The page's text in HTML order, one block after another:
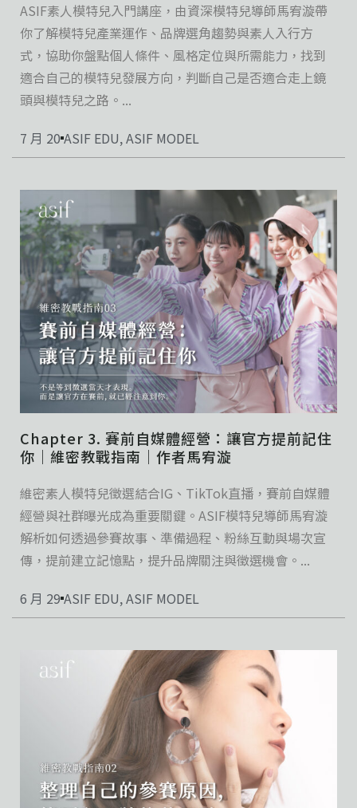
ASIF素人模特兒入門講座，由資深模特兒導師馬宥漩帶
你了解模特兒產業運作、品牌選角趨勢與素人入行方
式，協助你盤點個人條件、風格定位與所需能力，找到
適合自己的模特兒發展方向，判斷自己是否適合走上鏡
頭與模特兒之路。...
7 月 20 ASIF EDU,ASIF MODEL
Chapter 3. 賽前自媒體經營：讓官方提前記住
你｜維密教戰指南｜作者馬宥漩
維密素人模特兒徵選結合IG、TikTok直播，賽前自媒體
經營與社群曝光成為重要關鍵。ASIF模特兒導師馬宥漩
解析如何透過參賽故事、準備過程、粉絲互動與場次宣
傳，提前建立記憶點，提升品牌關注與徵選機會。...
6 月 29 ASIF EDU,ASIF MODEL